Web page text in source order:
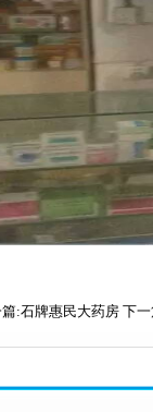
:石牌惠民大药房 下